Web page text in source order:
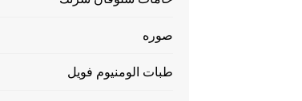
صوره
طبات الومنيوم فويل